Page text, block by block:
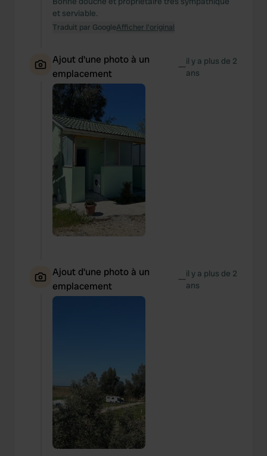
et serviable.
Traduit par GoogleAfficher l'original
Ajout d'une photo à un
emplacement
—il y a plus de 2
ans
Ajout d'une photo à un
emplacement
—il y a plus de 2
ans